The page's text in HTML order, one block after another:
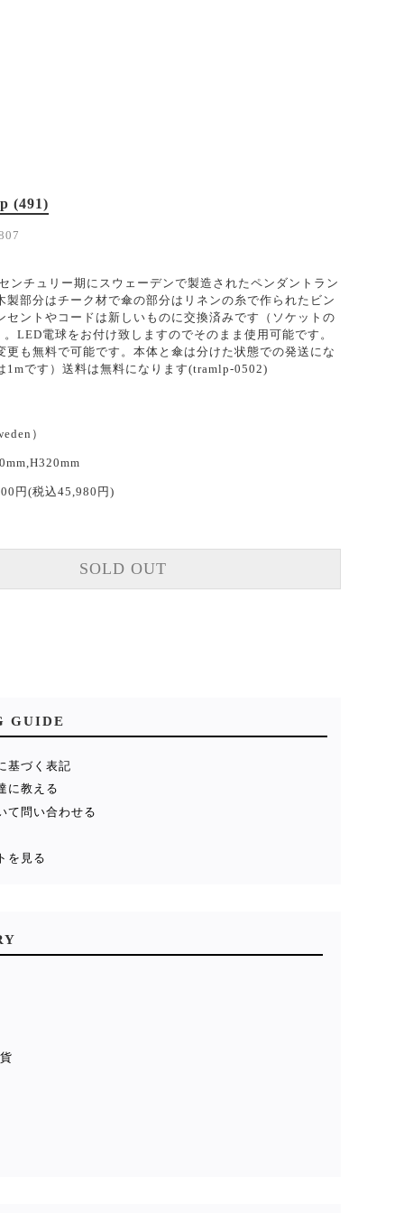
(491)
ンチュリー期にスウェーデンで製造されたペンダントラン
製部分はチーク材で傘の部分はリネンの糸で作られたビン
セントやコードは新しいものに交換済みです（ソケットの
LED電球をお付け致しますのでそのまま使用可能です。
更も無料で可能です。本体と傘は分けた状態での発送にな
1mです）送料は無料になります(tramlp-0502)
）
円(税込45,980円)
SOLD OUT
GUIDE
基づく表記
に教える
て問い合わせる
を見る